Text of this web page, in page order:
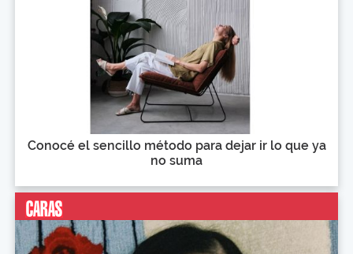
Conocé el sencillo método para dejar ir lo que ya
no suma